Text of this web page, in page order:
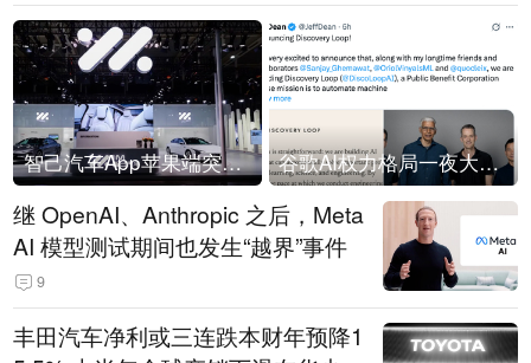
智己汽车App苹果端突然“下架” 谷歌AI权力格局一夜大洗牌
继 OpenAI、Anthropic 之后，Meta
AI 模型测试期间也发生“越界”事件
9
丰田汽车净利或三连跌本财年预降1